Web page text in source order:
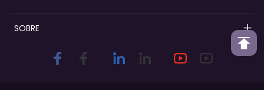
SOBRE
Visão geral do Wuba